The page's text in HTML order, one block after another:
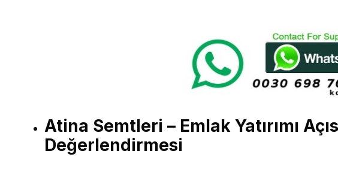
Atina Semtleri – Emlak Yatırımı
Değerlendirmesi